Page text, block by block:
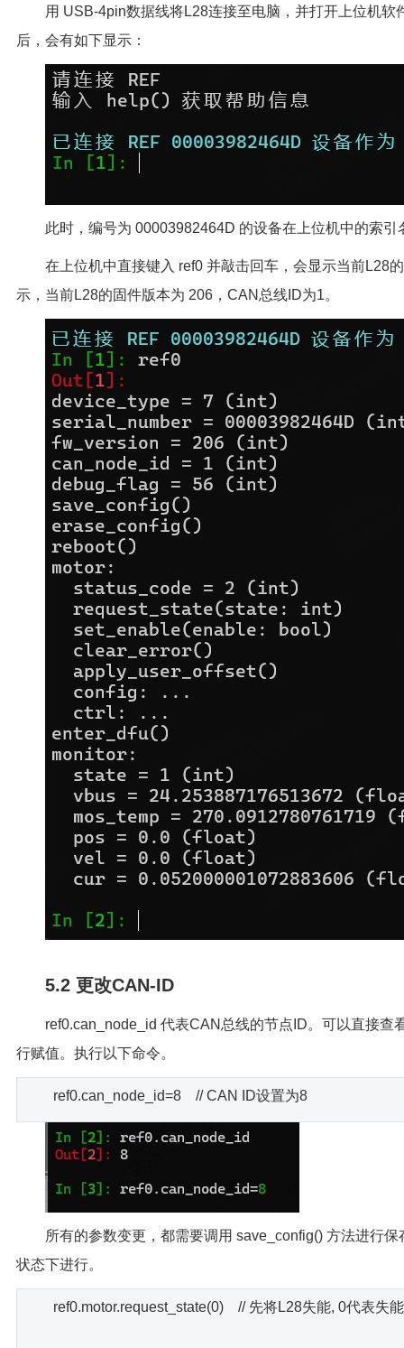
用 USB-4pin数据线将L28连接至电脑，并打开上位机软
后，会有如下显示：
此时，编号为 00003982464D 的设备在上位机中的索引
在上位机中直接键入 ref0 并敲击回车，会显示当前L28
示，当前L28的固件版本为 206，CAN总线ID为1。
5.2 更改CAN-ID
ref0.can_node_id 代表CAN总线的节点ID。可以直接查
行赋值。执行以下命令。
ref0.can_node_id=8 // CAN ID设置为8
所有的参数变更，都需要调用 save_config() 方法进行
状态下进行。
ref0.motor.request_state(0) // 先将L28失能, 0代表失